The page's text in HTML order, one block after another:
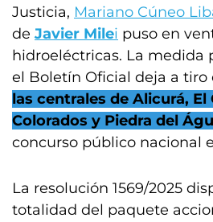
Justicia, Mariano Cúneo
de Javier Milei puso en
hidroeléctricas. La medida
el Boletín Oficial deja a tiro
las centrales de Alicurá, El
Colorados y Piedra del
concurso público nacional
La resolución 1569/2025
totalidad del paquete